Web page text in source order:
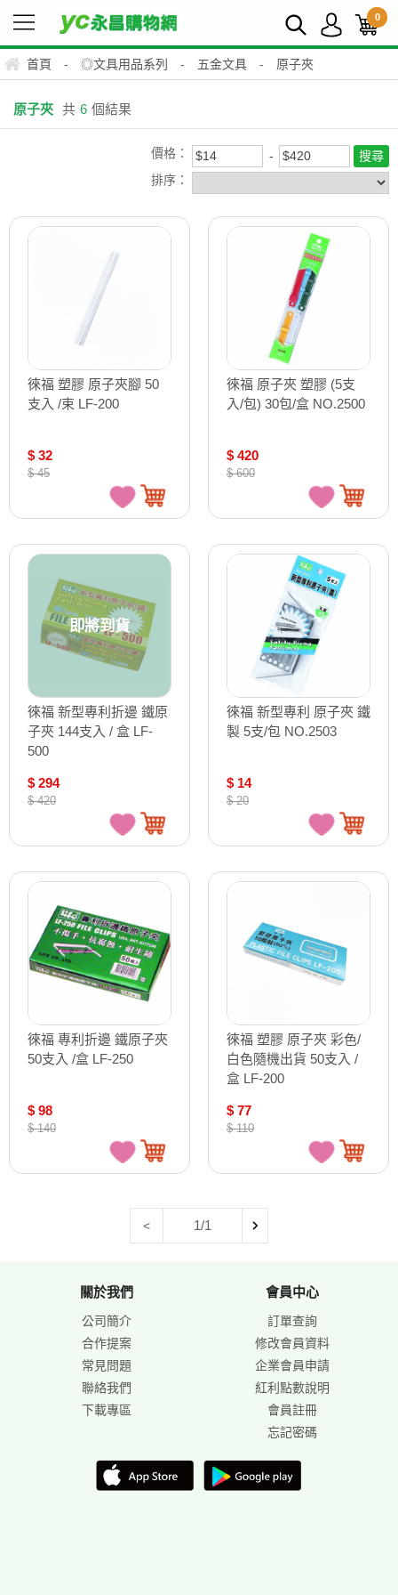
0
首頁 - ◎文具用品系列 - 五金文具 - 原子夾
原子夾 共 6 個結果
價格：
排序：
徠福 塑膠 原子夾腳 50
支入 /束 LF-200
$ 32
$ 45
徠福 原子夾 塑膠 (5支
入/包) 30包/盒 NO.2500
$ 420
$ 600
即將到貨
徠福 新型專利折邊 鐵原
子夾 144支入 / 盒 LF-
500
$ 294
$ 420
徠福 新型專利 原子夾 鐵
製 5支/包 NO.2503
$ 14
$ 20
徠福 專利折邊 鐵原子夾
50支入 /盒 LF-250
$ 98
$ 140
徠福 塑膠 原子夾 彩色/
白色隨機出貨 50支入 /
盒 LF-200
$ 77
$ 110
< 1/1
關於我們
公司簡介
合作提案
常見問題
聯絡我們
下載專區
會員中心
訂單查詢
修改會員資料
企業會員申請
紅利點數說明
會員註冊
忘記密碼